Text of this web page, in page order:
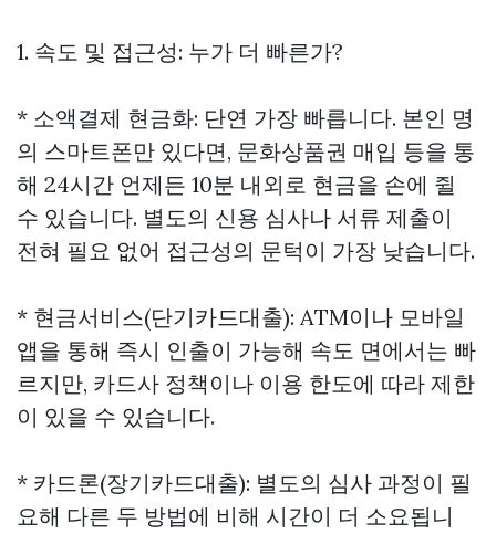
1. 속도 및 접근성: 누가 더 빠른가?
* 소액결제 현금화: 단연 가장 빠릅니다. 본인 명
의 스마트폰만 있다면, 문화상품권 매입 등을 통
해 24시간 언제든 10분 내외로 현금을 손에 쥘
수 있습니다. 별도의 신용 심사나 서류 제출이
전혀 필요 없어 접근성의 문턱이 가장 낮습니다.
* 현금서비스(단기카드대출): ATM이나 모바일
앱을 통해 즉시 인출이 가능해 속도 면에서는 빠
르지만, 카드사 정책이나 이용 한도에 따라 제한
이 있을 수 있습니다.
* 카드론(장기카드대출): 별도의 심사 과정이 필
요해 다른 두 방법에 비해 시간이 더 소요됩니